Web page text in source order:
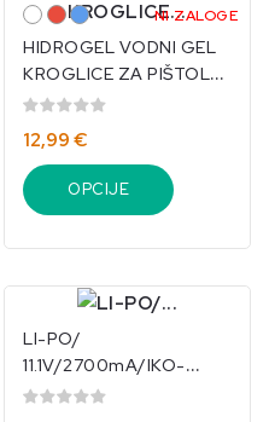
BelaRdeče
Modro NI ZALOGE
HIDROGEL VODNI GEL
KROGLICE ZA PIŠTOLO
250G 50.000 KOS. 7-8
12,99 €
OPCIJE
LI-PO/
11.1V/2700mA/IKO-
6508(FT-012)